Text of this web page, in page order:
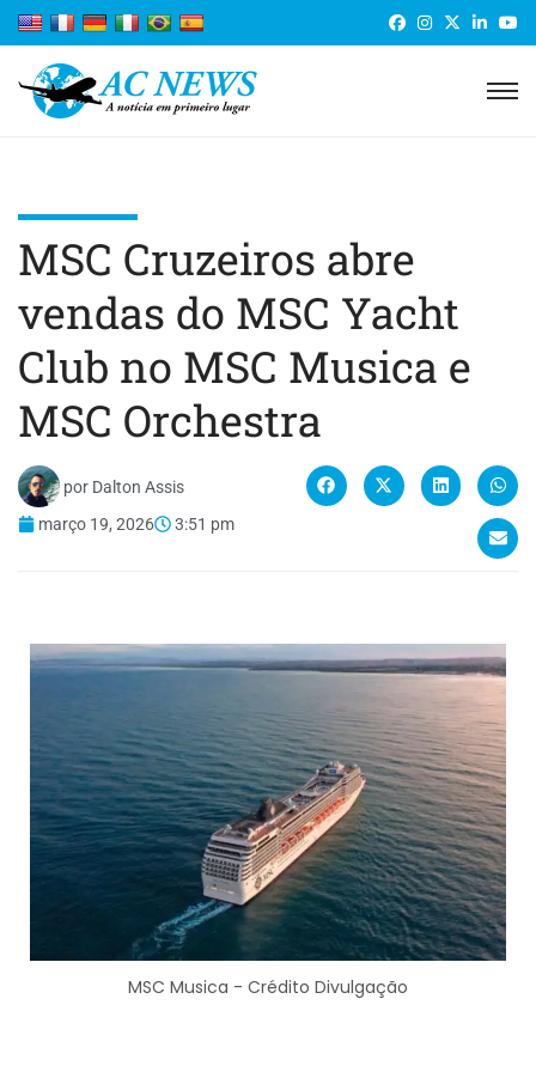
MSC Cruzeiros abre
vendas do MSC Yacht
Club no MSC Musica e
MSC Orchestra
por Dalton Assis
março 19, 2026
3:51 pm
MSC Musica - Crédito Divulgação